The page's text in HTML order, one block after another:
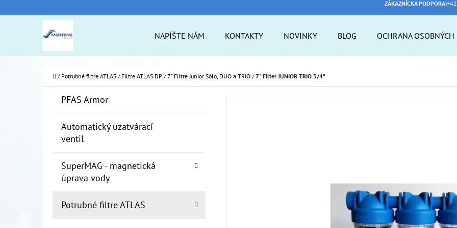
ZÁKAZNÍCKA PODPORA:
NAPÍŠTE NÁM KONTAKTY NOVINKY BLOG OCHRANA OSOBNÝCH
Domov
/ Potrubné filtre ATLAS / Filtre ATLAS DP / 7" Filtre Junior Sólo, DUO a TRIO / 7" Filter JUNIOR TRIO 3/4"
Preskočiť
PFAS Armor
Automatický uzatvárací
ventil
SuperMAG - magnetická
úprava vody
Potrubné filtre ATLAS
Í
do
obchodu
do
obchodu